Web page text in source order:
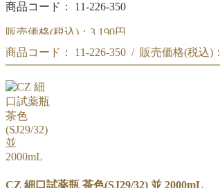
商品コード： 11-226-350
販売価格(税込)： 3,190円
CZ 細口試薬瓶 茶色(SJ29/32) 並 1000mL
商品コード： 11-226-350 / 販売価格(税込)：
CZ 細口試薬瓶 茶色(SJ29/32) 並 1000mL
商品コード:11-226-350
CZ 細口試薬瓶 茶色(SJ29/32) 並 2000mL